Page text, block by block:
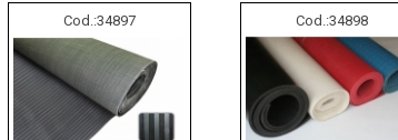
Cod.:34897 Cod.:34898